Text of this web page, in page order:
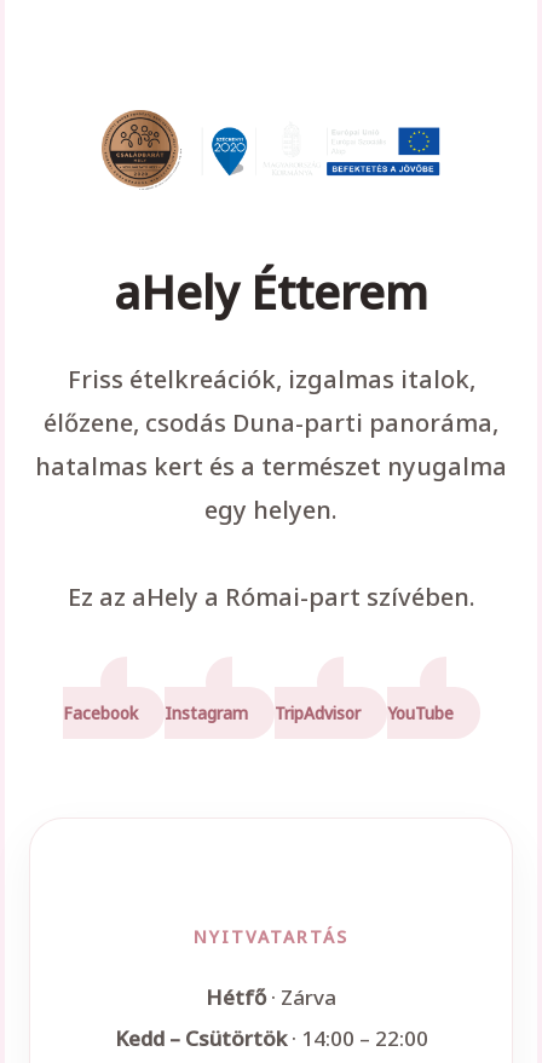
aHely Étterem
Friss ételkreációk, izgalmas italok,
élőzene, csodás Duna-parti panoráma,
hatalmas kert és a természet nyugalma
egy helyen.
Ez az aHely a Római-part szívében.
Facebook Instagram TripAdvisor YouTube
NYITVATARTÁS
Hétfő· Zárva
Kedd – Csütörtök· 14:00 – 22:00